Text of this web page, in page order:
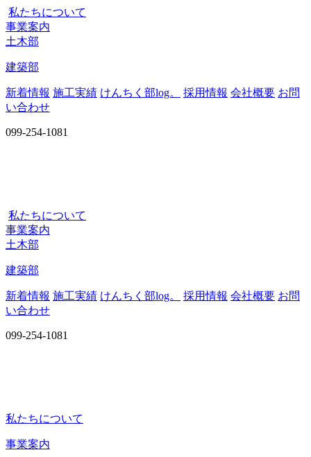
私たちについて
事業案内
土木部
建築部
新着情報 施工実績 けんちく部log。 採用情報 会社概要 お問
い合わせ
099-254-1081
私たちについて
事業案内
土木部
建築部
新着情報 施工実績 けんちく部log。 採用情報 会社概要 お問
い合わせ
099-254-1081
私たちについて
事業案内